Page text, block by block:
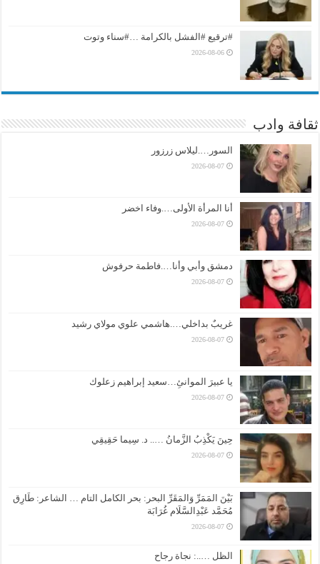
#ترقيع #الفشل بالكرامة …#سناء وتوت
2026-08-06
ثقافة وادب
السور….ليلاس زرزور
2026-08-07
أنا المرأة الأولى….وفاء اخضر
2026-08-07
دمشق وأبي وأنا….فاطمة حرفوش
2026-08-07
غريبٌ بداخلي….هاشمي علوي مولاي رشيد
2026-08-07
يا عبيرَ الموانئِ…سعيد إبراهيم زعلوك
2026-08-07
حِينَ يَكْذِبُ الزَّمانُ ….. د. سِيما حَقِيقِي
2026-08-07
بَيْنَ المَمَرِّ وَالمَقَرِّ البحر: بحر الكامل التام … الشاعر: طَارِق
مُحَمَّد عَبْدِالسَّلَام غُرَابَة
2026-08-07
الظل …..: نجاة رجاح